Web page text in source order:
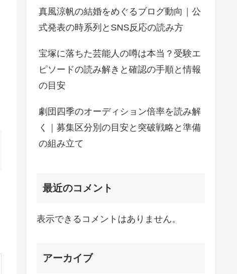
真風涼帆の結婚をめぐるブログ動向｜公
式発表の時系列とSNS反応の読み方
宝塚に落ちた芸能人の噂は本当？受験エ
ピソードの読み解きと確認の手順と情報
の目安
劇団四季のオーディション倍率を読み解
く｜募集区分別の目安と突破戦略と準備
の組み立て
最近のコメント
表示できるコメントはありません。
アーカイブ